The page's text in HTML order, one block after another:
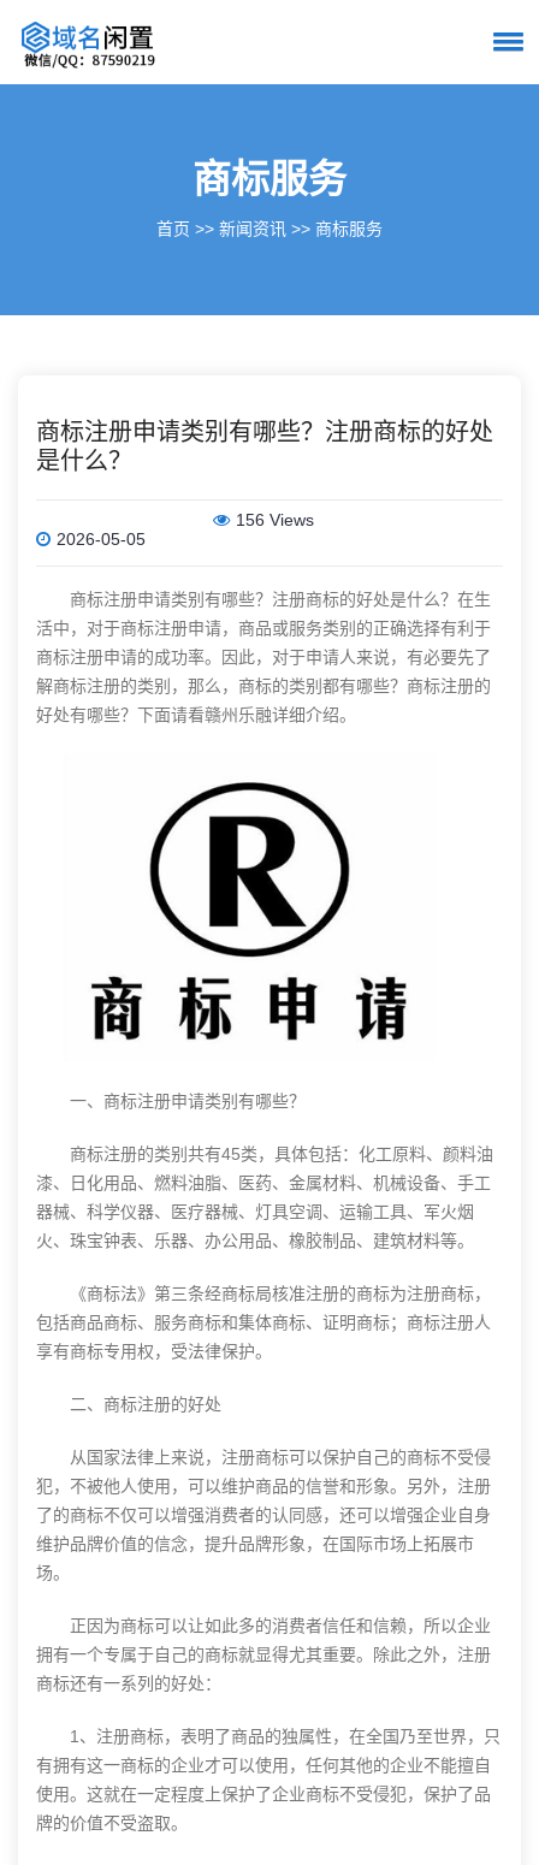
商标服务
首页 >> 新闻资讯 >> 商标服务
商标注册申请类别有哪些？注册商标的好处
是什么？
2026-05-05
156 Views
商标注册申请类别有哪些？注册商标的好处是什么？在生
活中，对于商标注册申请，商品或服务类别的正确选择有利于
商标注册申请的成功率。因此，对于申请人来说，有必要先了
解商标注册的类别，那么，商标的类别都有哪些？商标注册的
好处有哪些？下面请看赣州乐融详细介绍。
一、商标注册申请类别有哪些？
商标注册的类别共有45类，具体包括：化工原料、颜料油
漆、日化用品、燃料油脂、医药、金属材料、机械设备、手工
器械、科学仪器、医疗器械、灯具空调、运输工具、军火烟
火、珠宝钟表、乐器、办公用品、橡胶制品、建筑材料等。
《商标法》第三条经商标局核准注册的商标为注册商标，
包括商品商标、服务商标和集体商标、证明商标；商标注册人
享有商标专用权，受法律保护。
二、商标注册的好处
从国家法律上来说，注册商标可以保护自己的商标不受侵
犯，不被他人使用，可以维护商品的信誉和形象。另外，注册
了的商标不仅可以增强消费者的认同感，还可以增强企业自身
维护品牌价值的信念，提升品牌形象，在国际市场上拓展市
场。
正因为商标可以让如此多的消费者信任和信赖，所以企业
拥有一个专属于自己的商标就显得尤其重要。除此之外，注册
商标还有一系列的好处：
1、注册商标，表明了商品的独属性，在全国乃至世界，只
有拥有这一商标的企业才可以使用，任何其他的企业不能擅自
使用。这就在一定程度上保护了企业商标不受侵犯，保护了品
牌的价值不受盗取。